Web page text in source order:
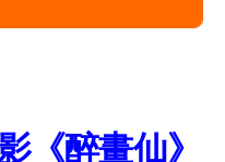
《醉畫仙》